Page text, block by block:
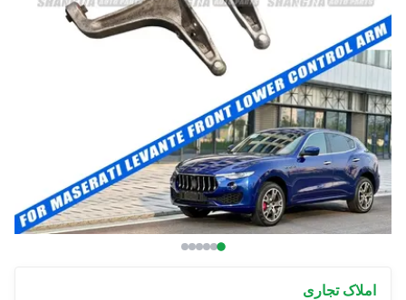
پوشش خودرو
محافظ سپر خودرو
شاخ‌های سفارشی
پوشش خودرو
چادرهای خودرو
املاک تجاری